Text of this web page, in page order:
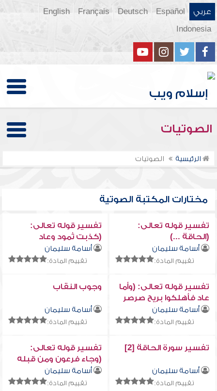
عربي Español
Deutsch
Français
English
Indonesia
الصوتيات
الرئيسية الصوتيات
مختارات المكتبة الصوتية
تفسير قوله تعالى:
(الحاقة ...)
أسامة سليمان
تقييم المادة:
تفسير قوله تعالى:
(كذبت ثمود وعاد
بالقارعة ...)
أسامة سليمان
تقييم المادة:
تفسير قوله تعالى: (وأما
عاد فأهلكوا بريح صرصر
عاتية ...)
أسامة سليمان
تقييم المادة:
وجوب النقاب
أسامة سليمان
تقييم المادة:
تفسير سورة الحاقة [2]
أسامة سليمان
تقييم المادة:
تفسير قوله تعالى:
(وجاء فرعون ومن قبله
والمؤتفكات بالخاطئة)
أسامة سليمان
تقييم المادة: